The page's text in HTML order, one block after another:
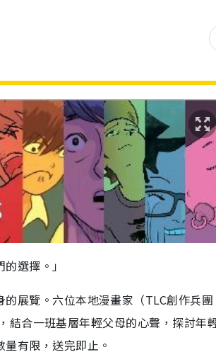
選擇。」
展覽。 六位本地漫畫家（TLC創作兵
結合一班基層年輕父母的心聲，探討年
有限，送完即止。